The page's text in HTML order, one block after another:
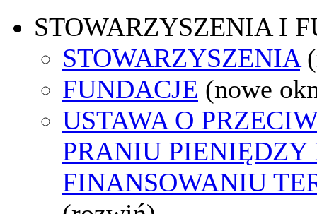
STOWARZYSZENIA I
STOWARZYSZENIA
FUNDACJE (nowe
USTAWA O
PRANIU PIENIĘDZY
FINANSOWANIU